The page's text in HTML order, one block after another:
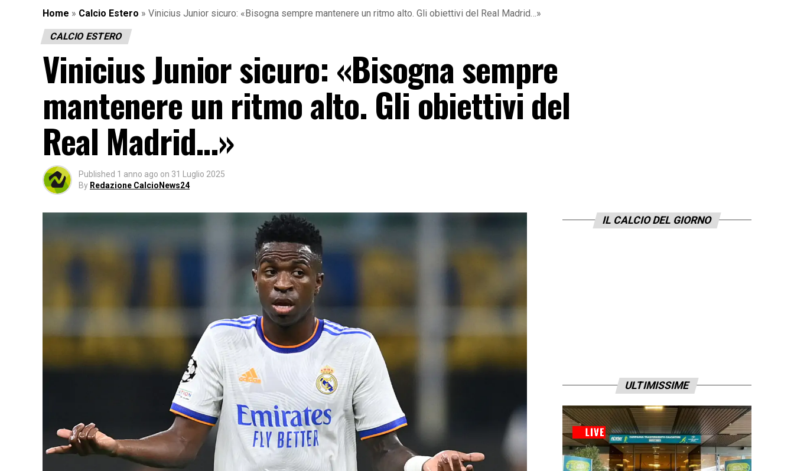
Home » Calcio Estero » Vinicius Junior sicuro: «Bisogna sempre mantenere un ritmo alto. Gli obiettivi del Real Madrid…»
CALCIO ESTERO
Vinicius Junior sicuro: «Bisogna sempre
mantenere un ritmo alto. Gli obiettivi del
Real Madrid…»
Published 1 anno ago on 31 Luglio 2025
By Redazione CalcioNews24
IL CALCIO DEL GIORNO
ULTIMISSIME